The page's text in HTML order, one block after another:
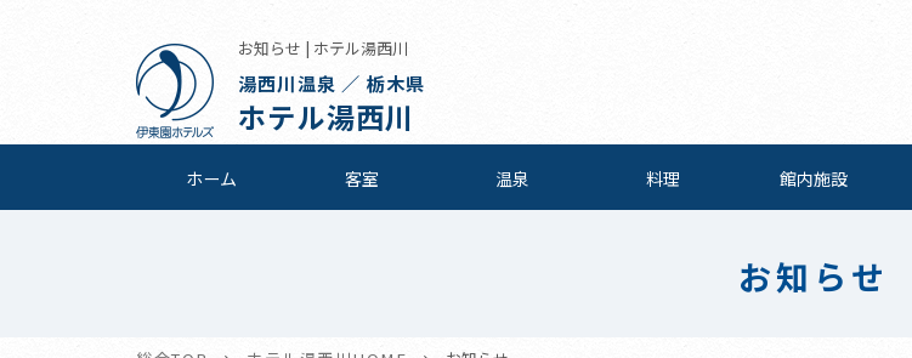
お知らせ | ホテル湯西川
湯西川温泉 ／ 栃木県
ホテル湯西川
ホーム 客室 温泉 料理 館内施設
お知らせ